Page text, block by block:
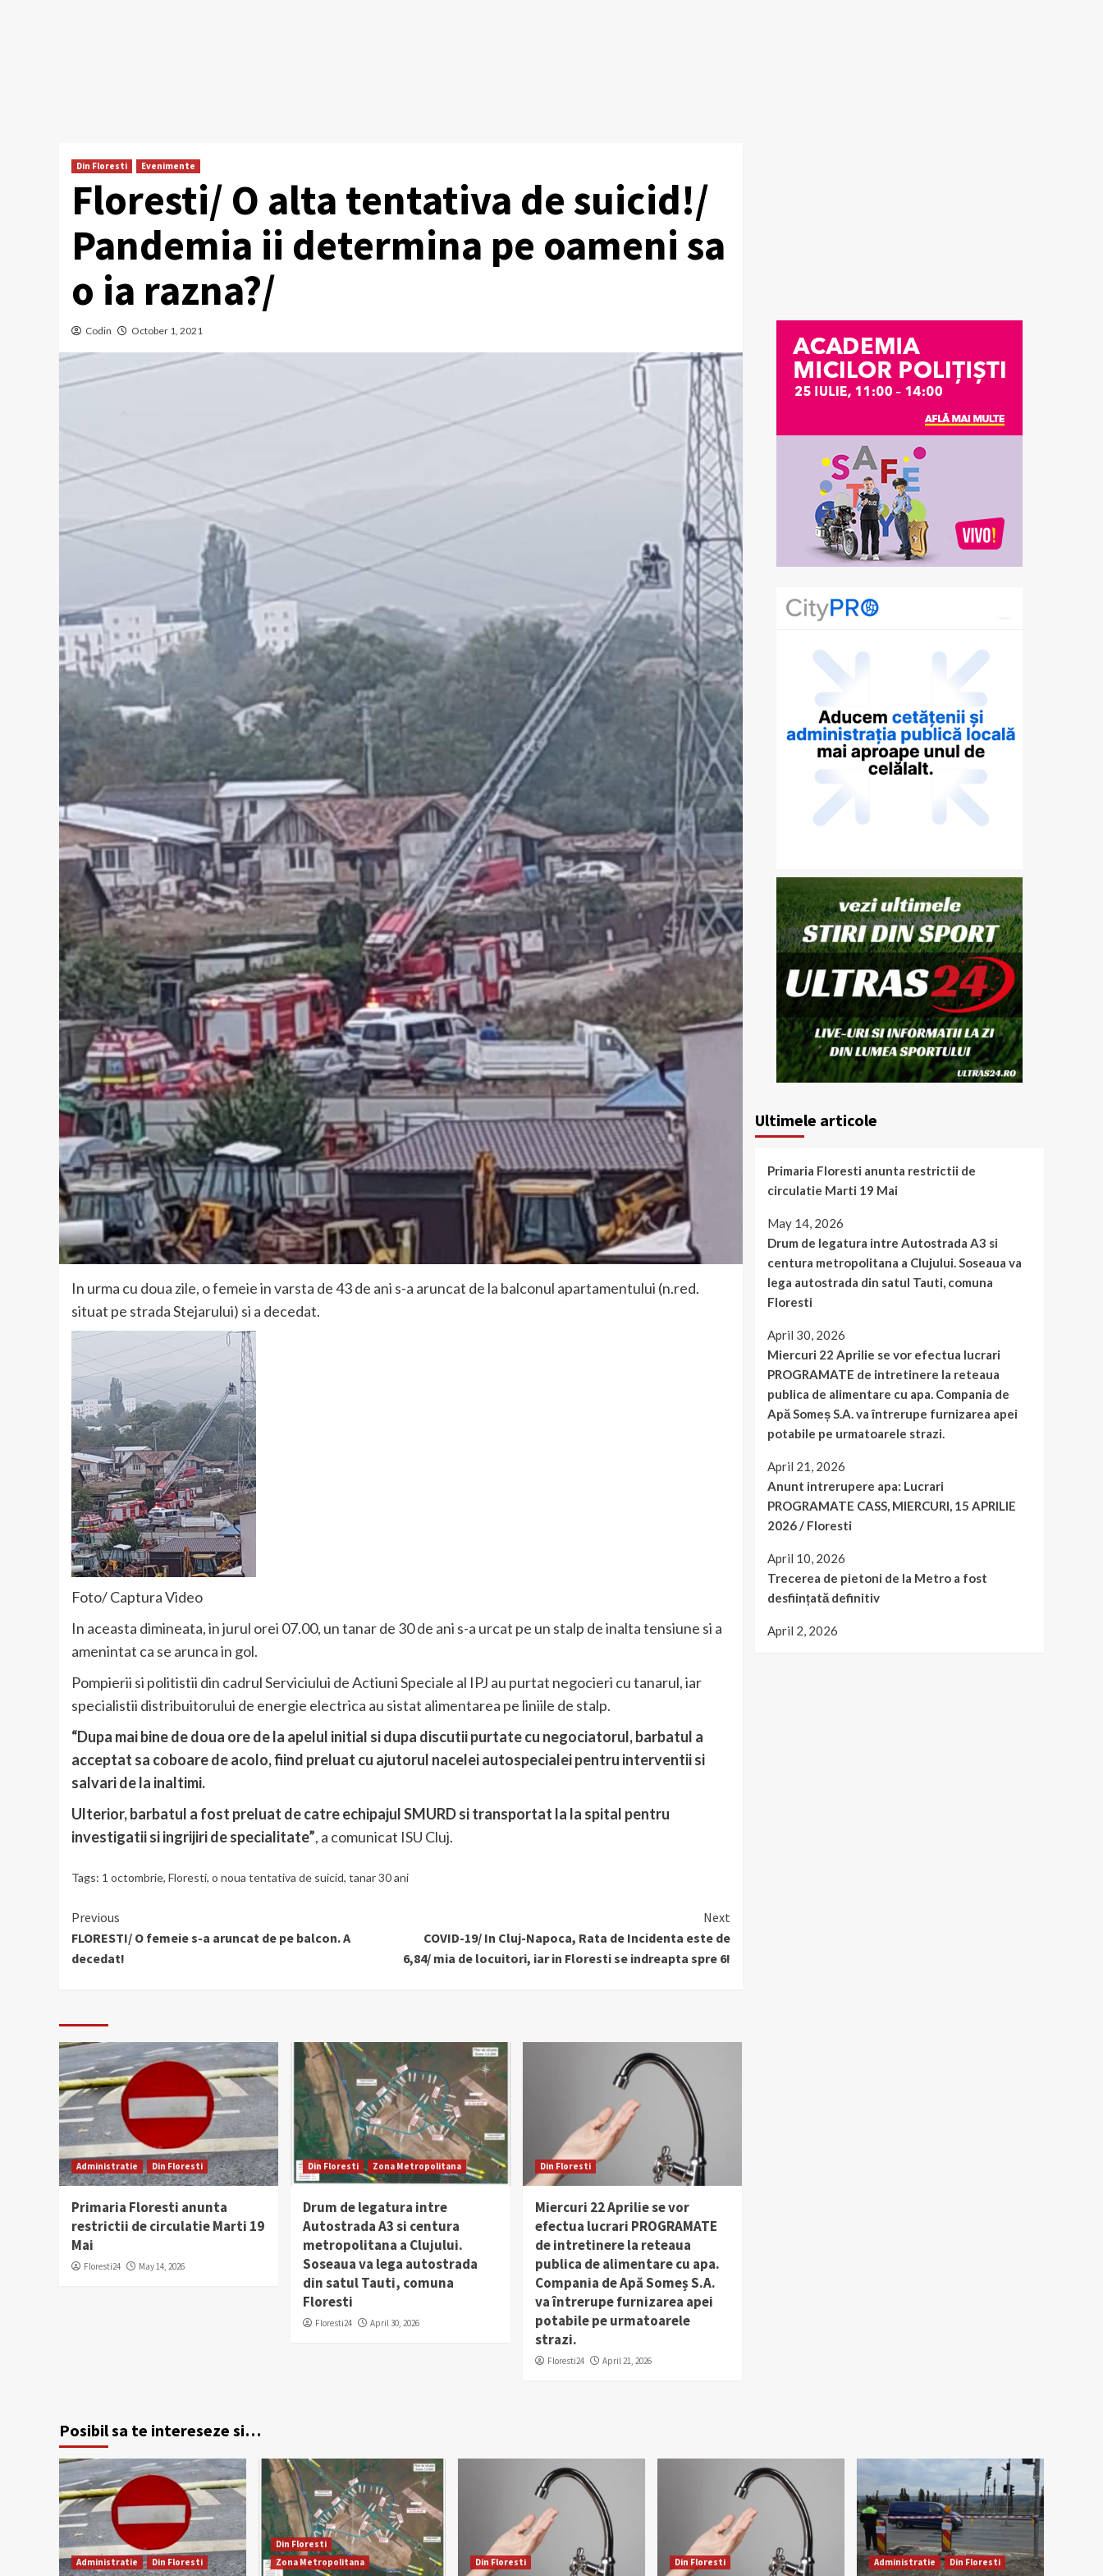
Din Floresti Evenimente
Floresti/ O alta tentativa de suicid!/
Pandemia ii determina pe oameni sa
o ia razna?/
Codin October 1, 2021
In urma cu doua zile, o femeie in varsta de 43 de ani s-a aruncat de la balconul apartamentului (n.red.
situat pe strada Stejarului) si a decedat.
Foto/ Captura Video
In aceasta dimineata, in jurul orei 07.00, un tanar de 30 de ani s-a urcat pe un stalp de inalta tensiune si a
amenintat ca se arunca in gol.
Pompierii si politistii din cadrul Serviciului de Actiuni Speciale al IPJ au purtat negocieri cu tanarul, iar
specialistii distribuitorului de energie electrica au sistat alimentarea pe liniile de stalp.
“Dupa mai bine de doua ore de la apelul initial si dupa discutii purtate cu negociatorul, barbatul a
acceptat sa coboare de acolo, fiind preluat cu ajutorul nacelei autospecialei pentru interventii si
salvari de la inaltimi.
Ulterior, barbatul a fost preluat de catre echipajul SMURD si transportat la la spital pentru
investigatii si ingrijiri de specialitate”, a comunicat ISU Cluj.
Tags: 1 octombrie, Floresti, o noua tentativa de suicid, tanar 30 ani
Continue
Reading
Previous
FLORESTI/ O femeie s-a aruncat de pe balcon. A
decedat!
Next
COVID-19/ In Cluj-Napoca, Rata de Incidenta este de
6,84/ mia de locuitori, iar in Floresti se indreapta spre 6!
Administratie Din Floresti
Primaria Floresti anunta
restrictii de circulatie Marti 19
Mai
Floresti24 May 14, 2026
Din Floresti Zona Metropolitana
Drum de legatura intre
Autostrada A3 si centura
metropolitana a Clujului.
Soseaua va lega autostrada
din satul Tauti, comuna
Floresti
Floresti24 April 30, 2026
Din Floresti
Miercuri 22 Aprilie se vor
efectua lucrari PROGRAMATE
de intretinere la reteaua
publica de alimentare cu apa.
Compania de Apă Someș S.A.
va întrerupe furnizarea apei
potabile pe urmatoarele
strazi.
Floresti24 April 21, 2026
Ultimele articole
Primaria Floresti anunta restrictii de
circulatie Marti 19 Mai
May 14, 2026
Drum de legatura intre Autostrada A3 si
centura metropolitana a Clujului. Soseaua va
lega autostrada din satul Tauti, comuna
Floresti
April 30, 2026
Miercuri 22 Aprilie se vor efectua lucrari
PROGRAMATE de intretinere la reteaua
publica de alimentare cu apa. Compania de
Apă Someș S.A. va întrerupe furnizarea apei
potabile pe urmatoarele strazi.
April 21, 2026
Anunt intrerupere apa: Lucrari
PROGRAMATE CASS, MIERCURI, 15 APRILIE
2026 / Floresti
April 10, 2026
Trecerea de pietoni de la Metro a fost
desființată definitiv
April 2, 2026
Posibil sa te intereseze si…
Administratie Din Floresti
Din Floresti
Zona Metropolitana
Din Floresti Din Floresti Administratie Din Floresti